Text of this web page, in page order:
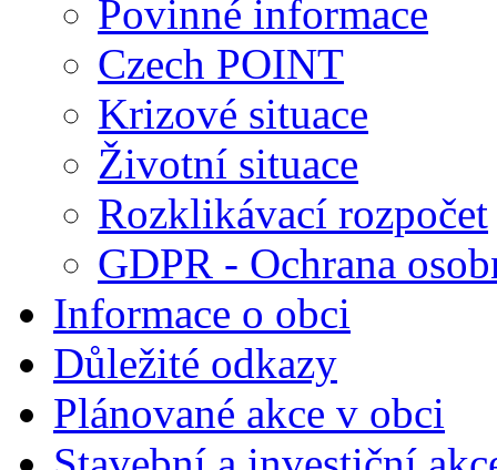
Povinné informace
Czech POINT
Krizové situace
Životní situace
Rozklikávací rozpočet
GDPR - Ochrana
Informace o obci
Důležité odkazy
Plánované akce v obci